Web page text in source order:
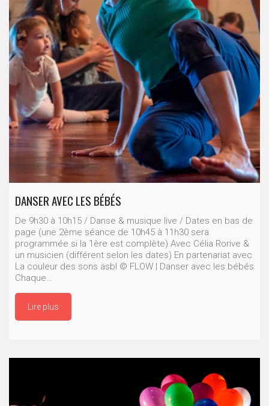
DANSER AVEC LES BÉBÉS
De 9h30 à 10h15 / Danse & musique live / Dates en bas de
page (une 2ème séance de 10h45 à 11h30 sera
programmée si la 1ère est complète) Avec Célia Rorive &
un musicien (différent selon les dates) En partenariat avec
La couleur des sons asbl © FLOW | Danser avec les bébés
Chaque…
Lire plus